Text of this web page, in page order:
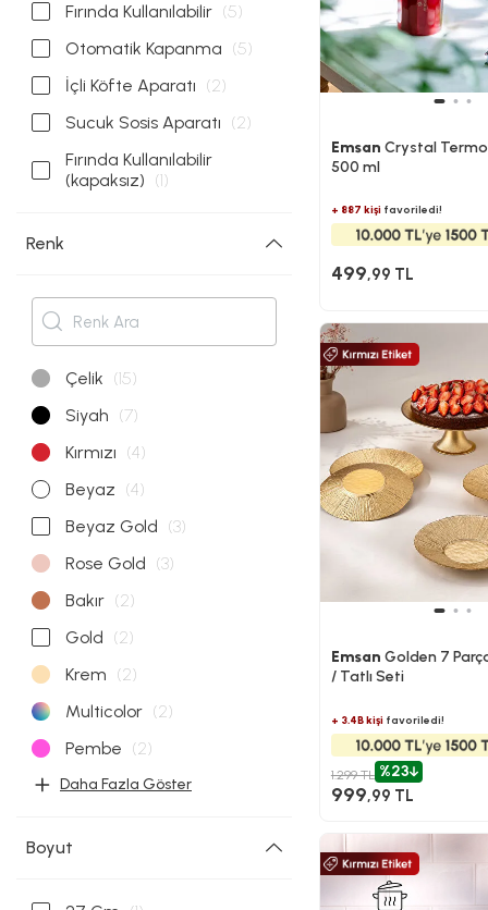
Fırında Kullanılabilir (5)
Otomatik Kapanma (5)
İçli Köfte Aparatı (2)
Sucuk Sosis Aparatı (2)
Fırında Kullanılabilir
(kapaksız) (1)
Renk
Çelik (15)
Siyah (7)
Kırmızı (4)
Beyaz (4)
Beyaz Gold (3)
Rose Gold (3)
Bakır (2)
Gold (2)
Krem (2)
Multicolor (2)
Pembe (2)
Daha Fazla Göster
Boyut
Emsan Crystal
500 ml
+ 887 kişifavoriledi!
499,99 TL
Emsan Golden 7
/ Tatlı Seti
+ 3.4B kişifavoriledi!
1.299 TL %23
999,99 TL